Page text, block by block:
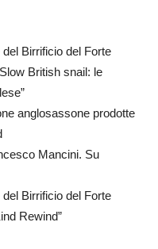
Birrificio del Forte
British snail: le
anglosassone prodotte
Mancini. Su
Birrificio del Forte
Rewind”